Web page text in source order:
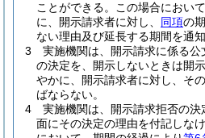
ことができる。
この場合におい
に、開示請求者に対し、 同項の
ない理由及び延長する期間を通
3
実施機関は、開示請求に係る
の決定を、開示しないときは開
やかに、開示請求者に対し、そ
ばならない。
4
実施機関は、開示請求拒否の決
面にその決定の理由を付記しな